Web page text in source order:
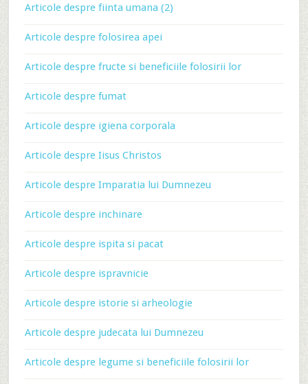
Articole despre fiinta umana (2)
Articole despre folosirea apei
Articole despre fructe si beneficiile folosirii lor
Articole despre fumat
Articole despre igiena corporala
Articole despre Iisus Christos
Articole despre Imparatia lui Dumnezeu
Articole despre inchinare
Articole despre ispita si pacat
Articole despre ispravnicie
Articole despre istorie si arheologie
Articole despre judecata lui Dumnezeu
Articole despre legume si beneficiile folosirii lor